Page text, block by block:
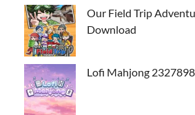
Our Field Trip
Download
Lofi Mahjong